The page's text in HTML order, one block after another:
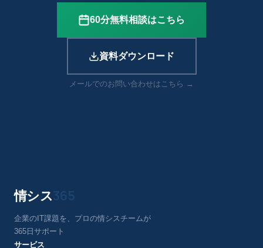
60分無料相談はこちら
資料ダウンロード
メールでのお問い合わせはこちら →
情シス365
企業のIT課題を、プロの情シスチームが
365日サポート
サービス